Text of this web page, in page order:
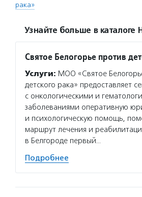
рака»
Узнайте больше в каталоге
Святое Белогорье против
Услуги: МОО «Святое
детского рака» предоставляет
с онкологическими и
заболеваниями оперативную
и психологическую помощь,
маршрут лечения и
в Белгороде первый…
Подробнее